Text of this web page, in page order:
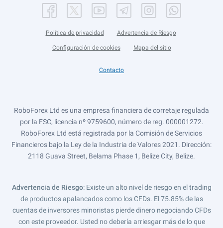
Política de privacidad Advertencia de Riesgo
Configuración de cookies Mapa del sitio
Contacto
RoboForex Ltd es una empresa financiera de corretaje regulada
por la FSC, licencia nº 9759600, número de reg. 000001272.
RoboForex Ltd está registrada por la Comisión de Servicios
Financieros bajo la Ley de la Industria de Valores 2021. Dirección:
2118 Guava Street, Belama Phase 1, Belize City, Belize.
Advertencia de Riesgo: Existe un alto nivel de riesgo en el trading
de productos apalancados como los CFDs. El 75.85% de las
cuentas de inversores minoristas pierde dinero negociando CFDs
con este proveedor. Usted no debería arriesgar más de lo que